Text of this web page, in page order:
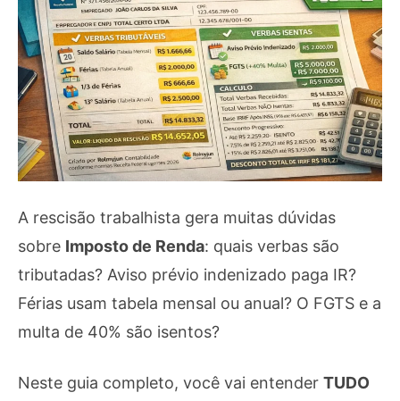
A rescisão trabalhista gera muitas dúvidas
sobre Imposto de Renda: quais verbas são
tributadas? Aviso prévio indenizado paga IR?
Férias usam tabela mensal ou anual? O FGTS e a
multa de 40% são isentos?
Neste guia completo, você vai entender TUDO